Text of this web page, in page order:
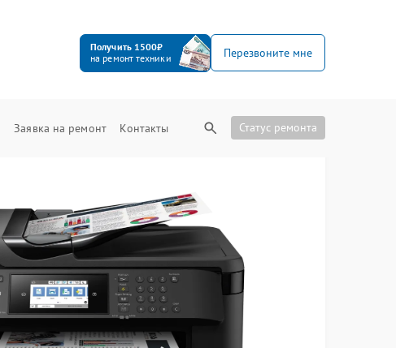
Получить 1500₽
на ремонт техники
Перезвоните мне
Заявка на ремонт Контакты Статус ремонта